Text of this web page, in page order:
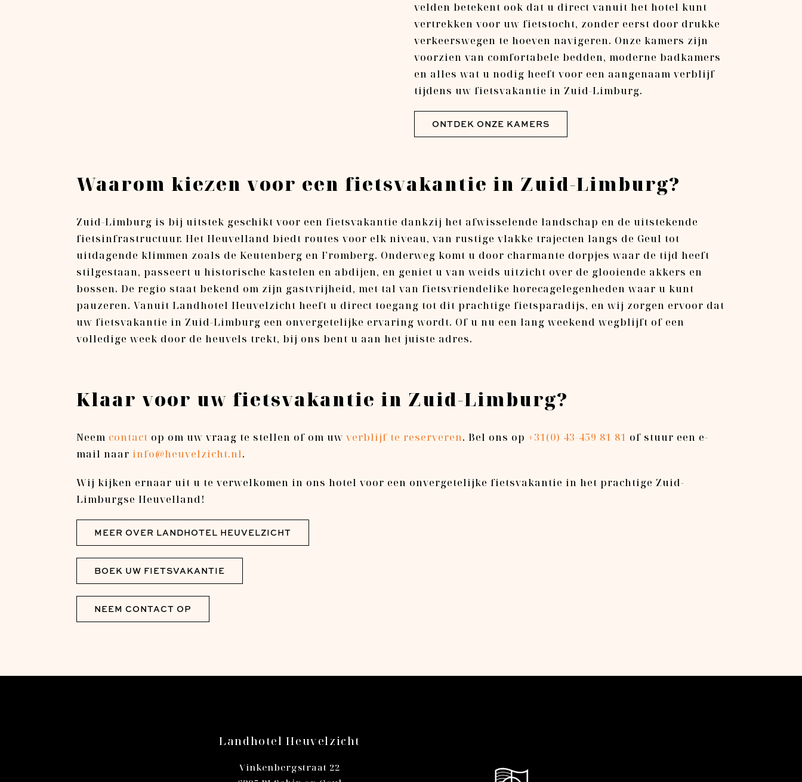
velden betekent ook dat u direct vanuit het hotel kunt
vertrekken voor uw fietstocht, zonder eerst door drukke
verkeerswegen te hoeven navigeren. Onze kamers zijn
voorzien van comfortabele bedden, moderne badkamers
en alles wat u nodig heeft voor een aangenaam verblijf
tijdens uw fietsvakantie in Zuid-Limburg.
ONTDEK ONZE KAMERS
Waarom kiezen voor een fietsvakantie in Zuid-Limburg?
Zuid-Limburg is bij uitstek geschikt voor een fietsvakantie dankzij het afwisselende landschap en de uitstekende
fietsinfrastructuur. Het Heuvelland biedt routes voor elk niveau, van rustige vlakke trajecten langs de Geul tot
uitdagende klimmen zoals de Keutenberg en Fromberg. Onderweg komt u door charmante dorpjes waar de tijd heeft
stilgestaan, passeert u historische kastelen en abdijen, en geniet u van weids uitzicht over de glooiende akkers en
bossen. De regio staat bekend om zijn gastvrijheid, met tal van fietsvriendelike horecagelegenheden waar u kunt
pauzeren. Vanuit Landhotel Heuvelzicht heeft u direct toegang tot dit prachtige fietsparadijs, en wij zorgen ervoor dat
uw fietsvakantie in Zuid-Limburg een onvergetelijke ervaring wordt. Of u nu een lang weekend wegblijft of een
volledige week door de heuvels trekt, bij ons bent u aan het juiste adres.
Klaar voor uw fietsvakantie in Zuid-Limburg?
Neem contact op om uw vraag te stellen of om uwverblijf te reserveren. Bel ons op +31(0) 43-459 81 81 of stuur een e-
mail naar info@heuvelzicht.nl.
Wij kijken ernaar uit u te verwelkomen in ons hotel voor een onvergetelijke fietsvakantie in het prachtige Zuid-
Limburgse Heuvelland!
MEER OVER LANDHOTEL HEUVELZICHT
BOEK UW FIETSVAKANTIE
NEEM CONTACT OP
Landhotel Heuvelzicht
Vinkenbergstraat 22